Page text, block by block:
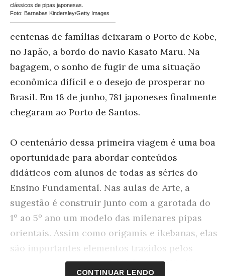
clássicos de pipas japonesas.
Foto: Barnabas Kindersley/Getty Images
centenas de famílias deixaram o Porto de Kobe,
no Japão, a bordo do navio Kasato Maru. Na
bagagem, o sonho de fugir de uma situação
econômica difícil e o desejo de prosperar no
Brasil. Em 18 de junho, 781 japoneses finalmente
chegaram ao Porto de Santos.
O centenário dessa primeira viagem é uma boa
oportunidade para abordar conteúdos
didáticos com alunos de todas as séries do
Ensino Fundamental. Nas aulas de Arte, a
sugestão é construir junto com a garotada do
1º ao 5º ano um modelo das milenares pipas
orientais. Assim como origamis e ikebanas, elas
são importantes elementos trazidos pelos
migrantes para o Brasil. Na área de História,
CONTINUAR LENDO